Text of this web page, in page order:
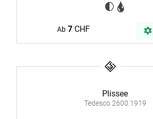
Ab 7CHF
Plissee
Tedesco 2600.1919